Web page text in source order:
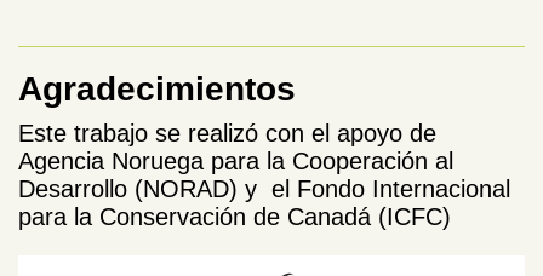
Agradecimientos
Este trabajo se realizó con el apoyo de
Agencia Noruega para la Cooperación al
Desarrollo (NORAD) y el Fondo Internacional
para la Conservación de Canadá (ICFC)